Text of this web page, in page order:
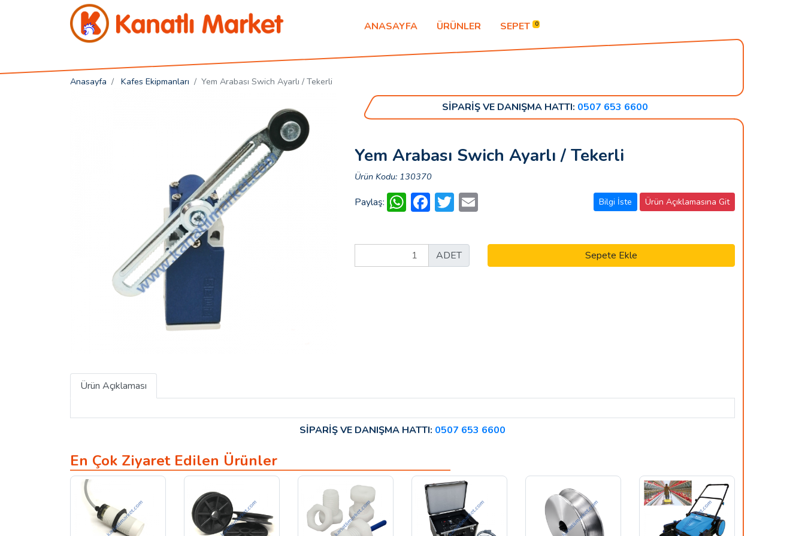
ANASAYFA ÜRÜNLER SEPET 0
Anasayfa Kafes Ekipmanları Yem Arabası Swich Ayarlı / Tekerli
SİPARİŞ VE DANIŞMA HATTI: 0507 653 6600
Yem Arabası Swich Ayarlı / Tekerli
Ürün Kodu: 130370
Paylaş: WhatsApp
Facebook
Twitter Ürün Açıklamasına Git
Bilgi İste
ADET Sepete Ekle
Ürün Açıklaması
SİPARİŞ VE DANIŞMA HATTI: 0507 653 6600
En Çok Ziyaret Edilen Ürünler